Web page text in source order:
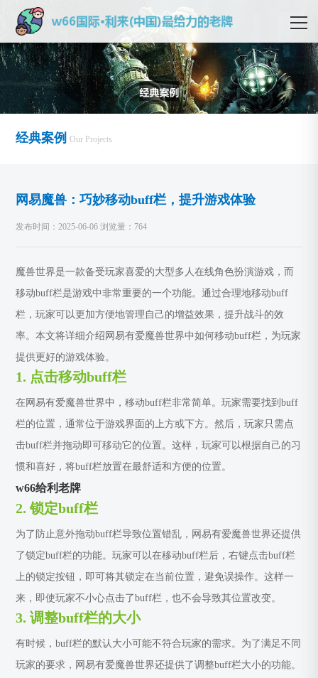
经典案例 Our Projects
网易魔兽：巧妙移动buff栏，提升游戏体验
发布时间：2025-06-06 浏览量：764
魔兽世界是一款备受玩家喜爱的大型多人在线角色扮演游戏，而
移动buff栏是游戏中非常重要的一个功能。通过合理地移动buff
栏，玩家可以更加方便地管理自己的增益效果，提升战斗的效
率。本文将详细介绍网易有爱魔兽世界中如何移动buff栏，为玩家
提供更好的游戏体验。
1. 点击移动buff栏
在网易有爱魔兽世界中，移动buff栏非常简单。玩家需要找到buff
栏的位置，通常位于游戏界面的上方或下方。然后，玩家只需点
击buff栏并拖动即可移动它的位置。这样，玩家可以根据自己的习
惯和喜好，将buff栏放置在最舒适和方便的位置。
w66给利老牌
2. 锁定buff栏
为了防止意外拖动buff栏导致位置错乱，网易有爱魔兽世界还提供
了锁定buff栏的功能。玩家可以在移动buff栏后，右键点击buff栏
上的锁定按钮，即可将其锁定在当前位置，避免误操作。这样一
来，即使玩家不小心点击了buff栏，也不会导致其位置改变。
3. 调整buff栏的大小
有时候，buff栏的默认大小可能不符合玩家的需求。为了满足不同
玩家的要求，网易有爱魔兽世界还提供了调整buff栏大小的功能。